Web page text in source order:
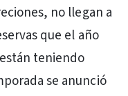
no llegan a
que el año
teniendo
se anunció